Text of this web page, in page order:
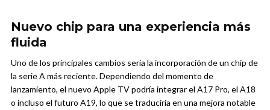
Nuevo chip para una experiencia más
fluida
Uno de los principales cambios sería la incorporación de un chip de
la serie A más reciente. Dependiendo del momento de
lanzamiento, el nuevo Apple TV podría integrar el A17 Pro, el A18
o incluso el futuro A19, lo que se traduciría en una mejora notable